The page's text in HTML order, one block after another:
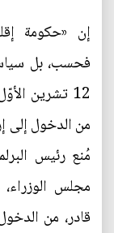
إن «حكومة
فحسب، بل
من الدخول إلى
مُنع رئيس
مجلس
قادر، من